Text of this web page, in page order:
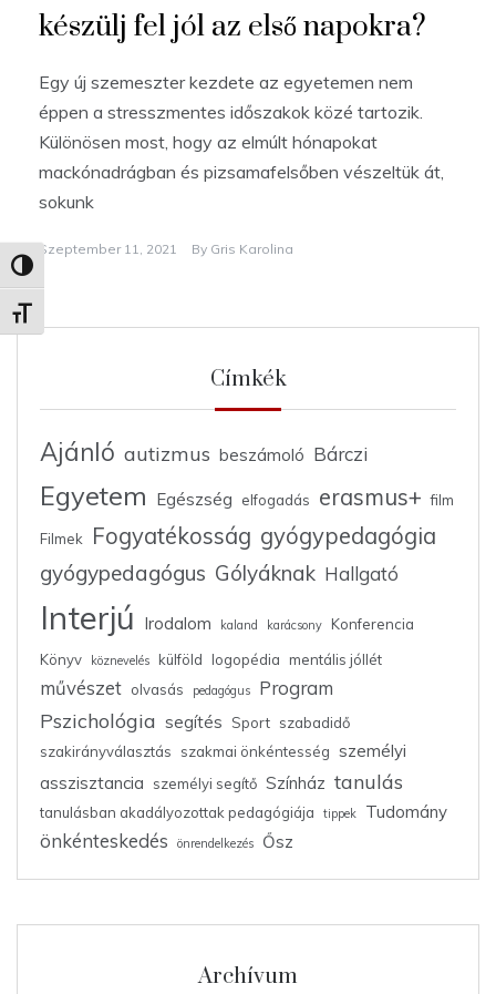
Nagy kontraszt váltása
Betűméret váltása
készülj fel jól az első napokra?
Egy új szemeszter kezdete az egyetemen nem
éppen a stresszmentes időszakok közé tartozik.
Különösen most, hogy az elmúlt hónapokat
mackónadrágban és pizsamafelsőben vészeltük át,
sokunk
Szeptember 11, 2021 By Gris Karolina
Címkék
Ajánló autizmus beszámoló Bárczi
Egyetem Egészség elfogadás erasmus+ film
Filmek Fogyatékosság gyógypedagógia
gyógypedagógus Gólyáknak Hallgató
Interjú Irodalom kaland karácsony
Konferencia
Könyv
köznevelés külföld logopédia mentális jóllét
művészet olvasás pedagógus Program
Pszichológia segítés Sport szabadidő
szakirányválasztás
szakmai önkéntesség személyi
asszisztancia
személyi segítő Színház tanulás
tanulásban akadályozottak pedagógiája tippek Tudomány
önkénteskedés önrendelkezés Ősz
Archívum